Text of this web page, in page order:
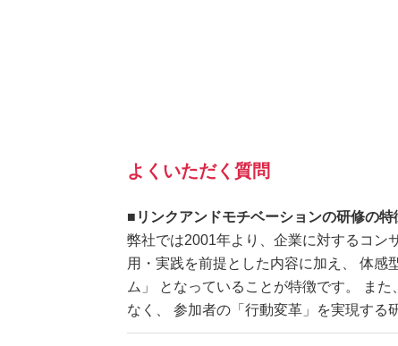
よくいただく質問
■リンクアンドモチベーションの研修の特
弊社では2001年より、企業に対するコン
用・実践を前提とした内容に加え、 体感
ム」 となっていることが特徴です。 ま
なく、 参加者の「行動変革」を実現する